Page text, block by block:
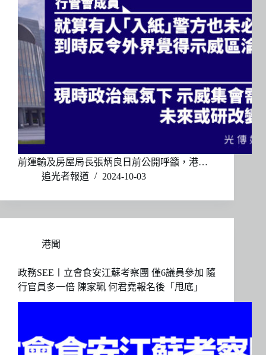
前運輸及房屋局長張炳良日前公開呼籲，港…
追光者報道
2024-10-03
港聞
政務SEE〡立會食安江蘇考察團 僅6議員參加 隨
行官員多一倍 陳家珮 何君堯報名後「甩底」